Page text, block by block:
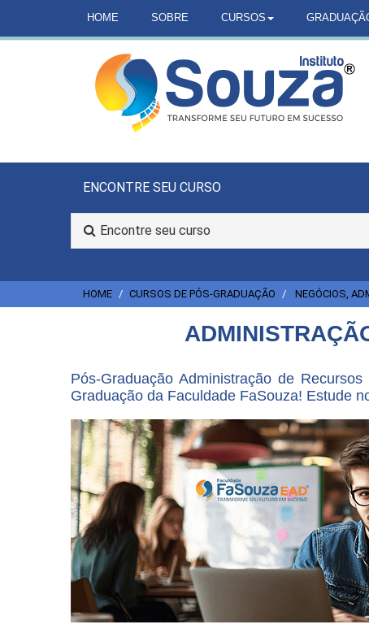
HOME SOBRE CURSOS
ENCONTRE SEU CURSO
Encontre seu curso
HOME CURSOS DE PÓS-GRADUAÇÃO NEGÓCIOS,
Pós-Graduação Administração de
Graduação da Faculdade FaSouza! Estude